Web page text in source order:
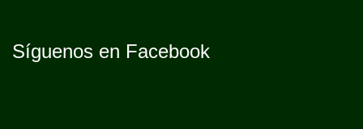
Síguenos en Facebook